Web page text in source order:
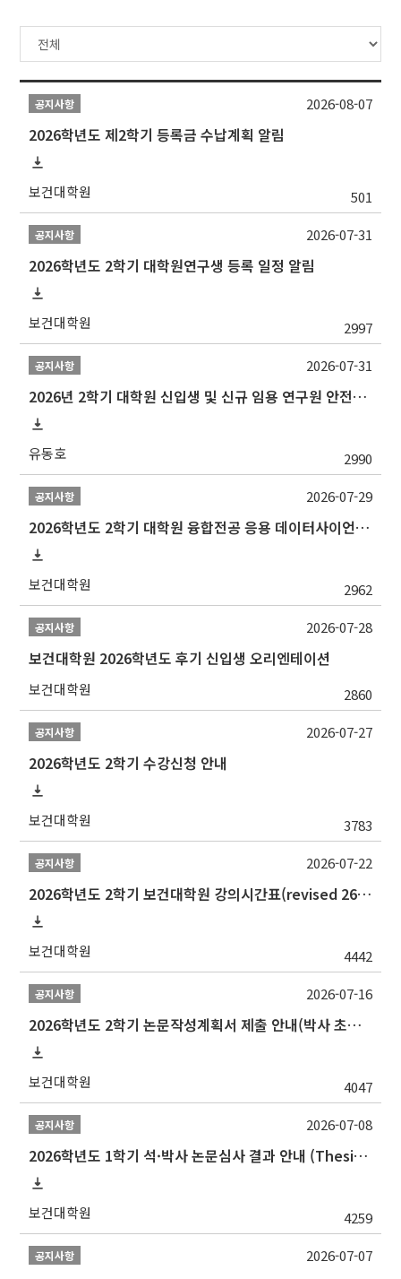
공지사항
2026학년도 제2학기 등록금 수납계획 알림
보건대학원 501
2026-08-07
공지사항
2026학년도 2학기 대학원연구생 등록 일정 알림
보건대학원 2997
2026-07-31
공지사항
2026년 2학기 대학원 신입생 및 신규 임용 연구원 안전환경교육(신규교육) 실시 안내
유동호 2990
2026-07-31
공지사항
2026학년도 2학기 대학원 융합전공 응용 데이터사이언스 선발 계획 알림
보건대학원 2962
2026-07-29
공지사항
보건대학원 2026학년도 후기 신입생 오리엔테이션
보건대학원 2860
2026-07-28
공지사항
2026학년도 2학기 수강신청 안내
보건대학원 3783
2026-07-27
공지사항
2026학년도 2학기 보건대학원 강의시간표(revised 260803)(2026 2nd SEMESTER SNU GSPH TIMETABLE)
보건대학원 4442
2026-07-22
공지사항
2026학년도 2학기 논문작성계획서 제출 안내(박사 초심 일정 포함)_Thesis Proposal
보건대학원 4047
2026-07-16
공지사항
2026학년도 1학기 석·박사 논문심사 결과 안내 (Thesis Defense Result)
보건대학원 4259
2026-07-08
공지사항 2026-07-07